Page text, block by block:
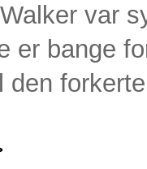
var
er bange